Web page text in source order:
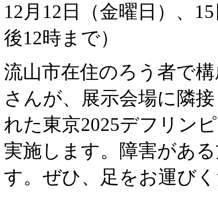
12月12日（金曜日）、
後12時まで）
流山市在住のろう者で
さんが、展示会場に隣
れた東京2025デフリン
実施します。障害があ
す。ぜひ、足をお運び